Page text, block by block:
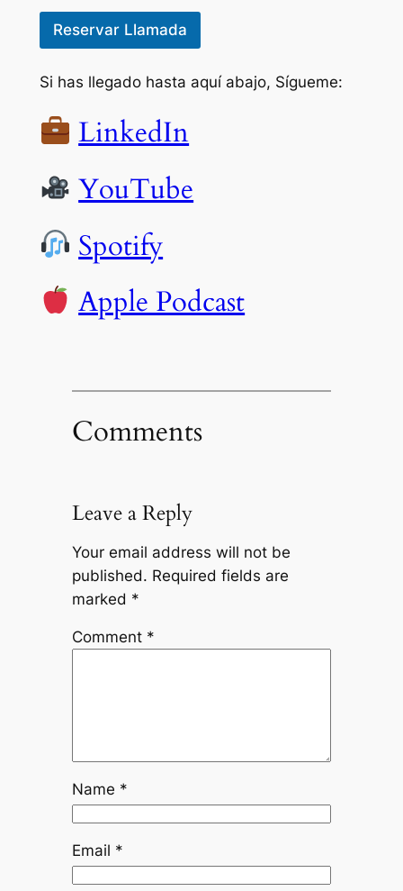
Reservar Llamada
Si has llegado hasta aquí abajo, Sígueme:
LinkedIn
YouTube
Spotify
Apple Podcast
Comments
Leave a Reply
Your email address will not be
published. Required fields are
marked *
Comment *
Name *
Email *